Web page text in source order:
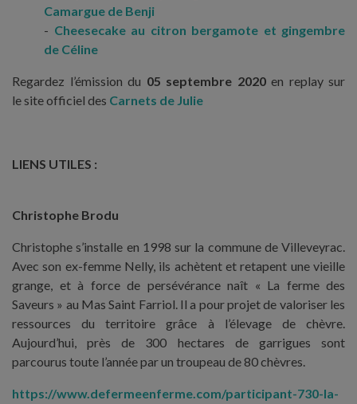
Camargue de Benji
Cheesecake au citron bergamote et gingembre
de Céline
Regardez l’émission du 05 septembre 2020 en replay sur
le site officiel des Carnets de Julie
LIENS UTILES :
Christophe Brodu
Christophe s’installe en 1998 sur la commune de Villeveyrac.
Avec son ex-femme Nelly, ils achètent et retapent une vieille
grange, et à force de persévérance naît « La ferme des
Saveurs » au Mas Saint Farriol. Il a pour projet de valoriser les
ressources du territoire grâce à l’élevage de chèvre.
Aujourd’hui, près de 300 hectares de garrigues sont
parcourus toute l’année par un troupeau de 80 chèvres.
https://www.defermeenferme.com/participant-730-la-